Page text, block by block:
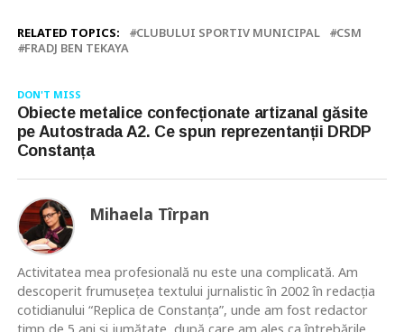
RELATED TOPICS: CLUBULUI SPORTIV MUNICIPAL
CSM
FRADJ BEN TEKAYA
DON'T MISS
Obiecte metalice confecționate artizanal găsite
pe Autostrada A2. Ce spun reprezentanții DRDP
Constanța
Mihaela Tîrpan
Activitatea mea profesională nu este una complicată. Am
descoperit frumusețea textului jurnalistic în 2002 în redacția
cotidianului “Replica de Constanța”, unde am fost redactor